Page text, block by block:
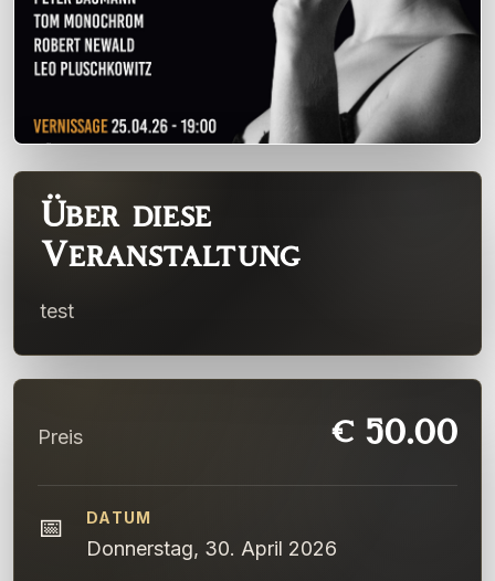
Über diese
Veranstaltung
test
Preis € 50.00
📅 DATUM
Donnerstag, 30. April 2026